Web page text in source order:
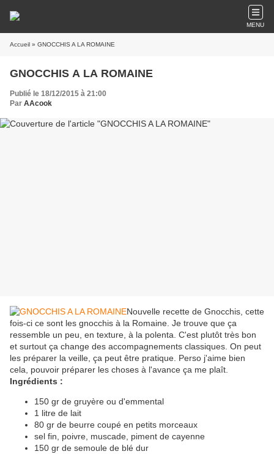
MENU
Accueil » GNOCCHIS A LA ROMAINE
GNOCCHIS A LA ROMAINE
Publié le 18/12/2015 à 21:00
Par AAcook
Nouvelle recette de Gnocchis, cette
fois-ci ce sont les gnocchis à la Romaine. Je trouve que ça
ressemble un peu, en texture, à la polenta. C'est plutôt très bon
et surtout ça change des accompagnements classiques. On peut
les préparer la veille, ça peut être pratique. Perso j'aime bien
cela, pouvoir préparer les choses à l'avance ça me plaît.
Ingrédients :
150 gr de gruyère ou d'emmental
1 litre de lait
80 gr de beurre coupé en petits morceaux
sel fin, poivre, muscade, piment de cayenne
150 gr de semoule de blé dur